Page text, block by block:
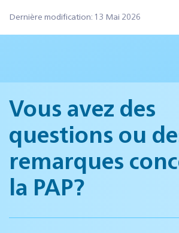
Dernière modification: 13 Mai 2026
Vous avez des
questions ou
remarques
la PAP?